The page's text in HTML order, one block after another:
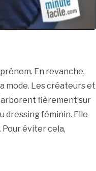
En revanche,
mode. Les créateurs et
fièrement sur
dressing féminin. Elle
Pour éviter cela,